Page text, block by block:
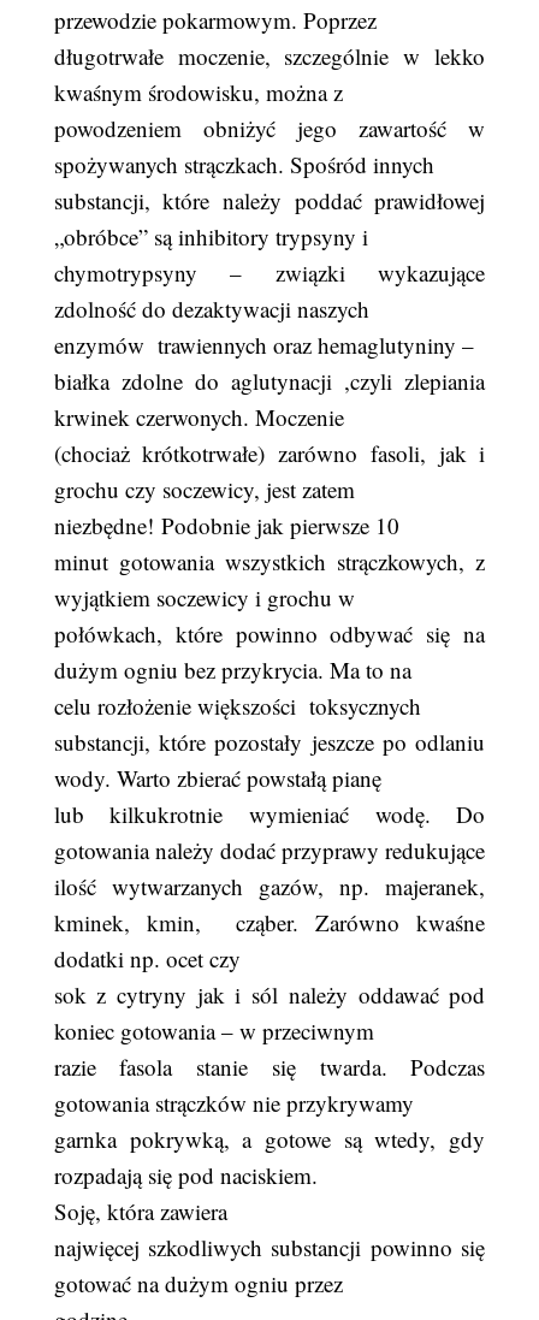
przewodzie pokarmowym. Poprzez
długotrwałe moczenie, szczególnie w lekko
kwaśnym środowisku, można z
powodzeniem obniżyć jego zawartość w
spożywanych strączkach. Spośród innych
substancji, które należy poddać prawidłowej
„obróbce” są inhibitory trypsyny i
chymotrypsyny – związki wykazujące
zdolność do dezaktywacji naszych
enzymów trawiennych oraz hemaglutyniny –
białka zdolne do aglutynacji ,czyli zlepiania
krwinek czerwonych. Moczenie
(chociaż krótkotrwałe) zarówno fasoli, jak i
grochu czy soczewicy, jest zatem
niezbędne! Podobnie jak pierwsze 10
minut gotowania wszystkich strączkowych, z
wyjątkiem soczewicy i grochu w
połówkach, które powinno odbywać się na
dużym ogniu bez przykrycia. Ma to na
celu rozłożenie większości toksycznych
substancji, które pozostały jeszcze po odlaniu
wody. Warto zbierać powstałą pianę
lub kilkukrotnie wymieniać wodę. Do
gotowania należy dodać przyprawy redukujące
ilość wytwarzanych gazów, np. majeranek,
kminek, kmin,
cząber. Zarówno kwaśne
dodatki np. ocet czy
sok z cytryny jak i sól należy oddawać pod
koniec gotowania – w przeciwnym
razie fasola stanie się twarda. Podczas
gotowania strączków nie przykrywamy
garnka pokrywką, a gotowe są wtedy, gdy
rozpadają się pod naciskiem.
Soję, która zawiera
najwięcej szkodliwych substancji powinno się
gotować na dużym ogniu przez